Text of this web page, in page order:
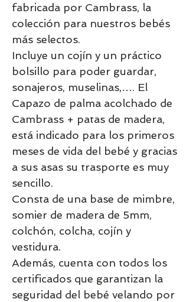
fabricada por Cambrass, la
colección para nuestros bebés
más selectos.
Incluye un cojín y un práctico
bolsillo para poder guardar,
sonajeros, muselinas,…. El
Capazo de palma acolchado de
Cambrass + patas de madera,
está indicado para los primeros
meses de vida del bebé y gracias
a sus asas su trasporte es muy
sencillo.
Consta de una base de mimbre,
somier de madera de 5mm,
colchón, colcha, cojín y
vestidura.
Además, cuenta con todos los
certificados que garantizan la
seguridad del bebé velando por